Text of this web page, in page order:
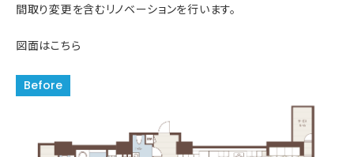
間取り変更を含むリノベーションを行います。
図面はこちら